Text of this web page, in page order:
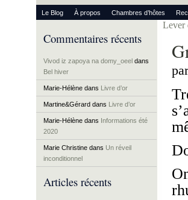
Le Blog À propos Chambres d’hôtes
Commentaires récents
Vivod iz zapoya na domy_oeel dans
Bel hiver
Marie-Hélène dans Livre d’or
Martine&Gérard dans Livre d’or
Marie-Hélène dans Informations été
2020
Marie Christine dans Un réveil
inconditionnel
Articles récents
Lever